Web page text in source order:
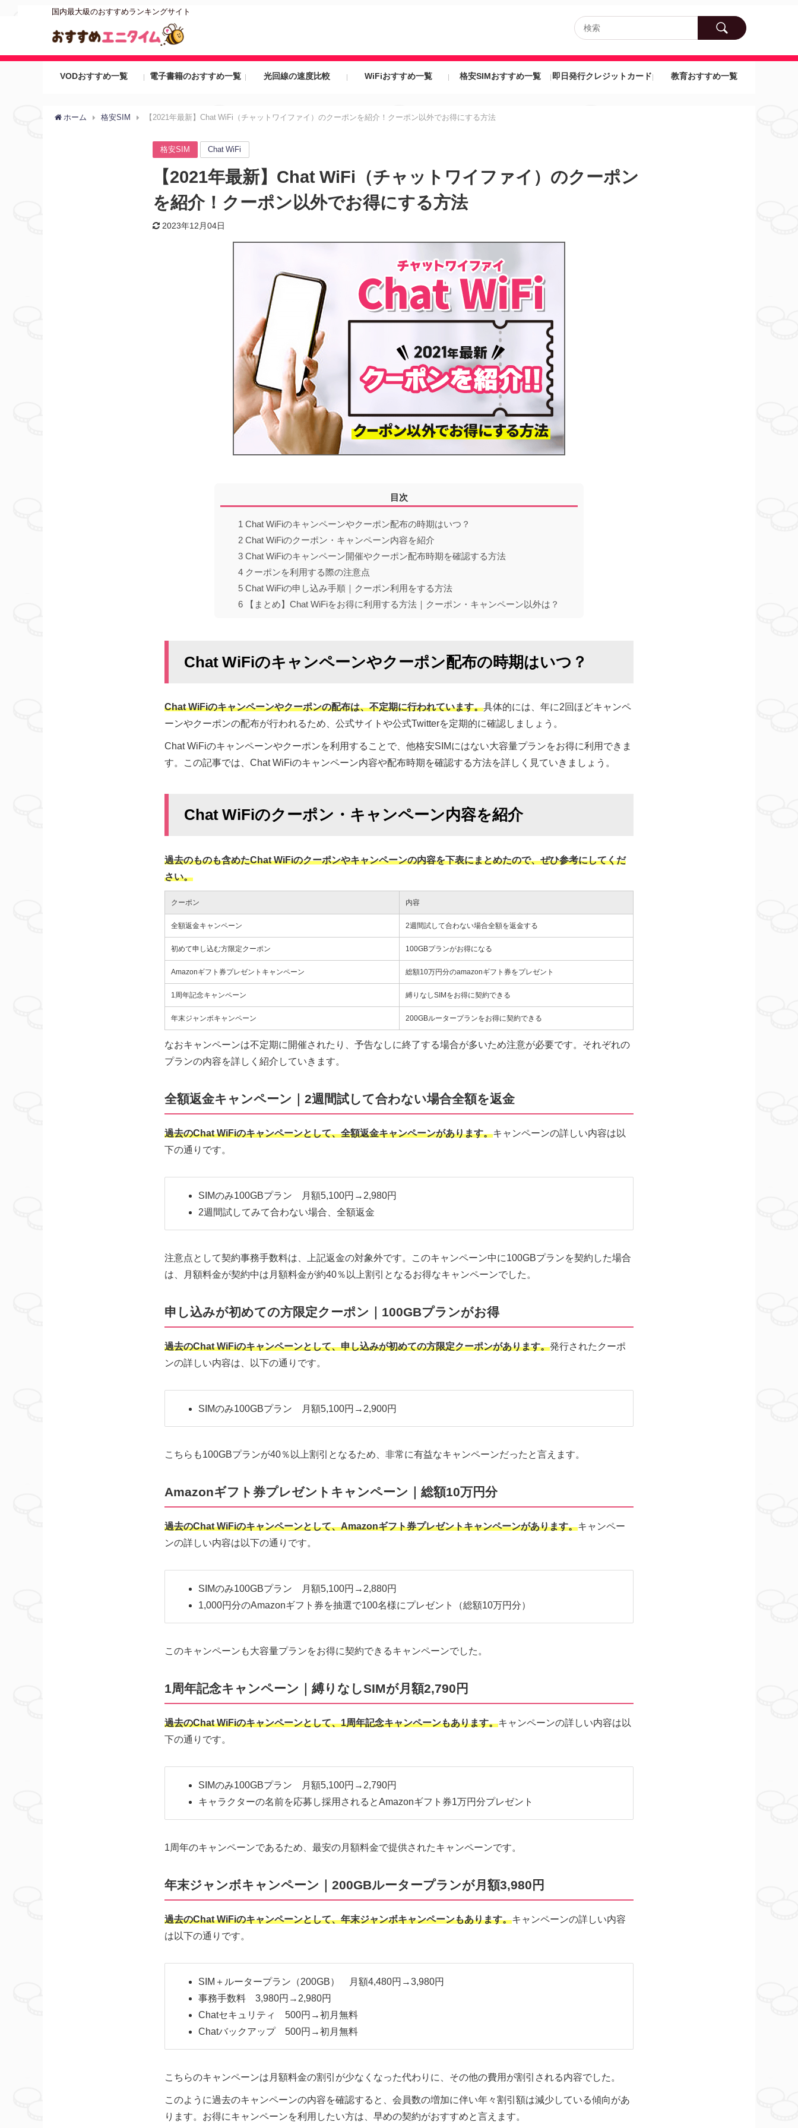
国内最大級のおすすめランキングサイト
VODおすすめ一覧 電子書籍のおすすめ一覧 光回線の速度比較 WiFiおすすめ一覧 格安SIMおすすめ一覧 即日発行クレジットカード 教育おすすめ一覧
ホーム 格安SIM 【2021年最新】Chat WiFi（チャットワイファイ）のクーポンを紹介！クーポン以外でお得にする方法
格安SIM Chat WiFi
【2021年最新】Chat WiFi（チャットワイファイ）のクーポン
を紹介！クーポン以外でお得にする方法
2023年12月04日
目次
1 Chat WiFiのキャンペーンやクーポン配布の時期はいつ？
2 Chat WiFiのクーポン・キャンペーン内容を紹介
3 Chat WiFiのキャンペーン開催やクーポン配布時期を確認する方法
4 クーポンを利用する際の注意点
5 Chat WiFiの申し込み手順｜クーポン利用をする方法
6 【まとめ】Chat WiFiをお得に利用する方法｜クーポン・キャンペーン以外は？
Chat WiFiのキャンペーンやクーポン配布の時期はいつ？
Chat WiFiのキャンペーンやクーポンの配布は、不定期に行われています。具体的には、年に2回ほどキャンペ
ーンやクーポンの配布が行われるため、公式サイトや公式Twitterを定期的に確認しましょう。
Chat WiFiのキャンペーンやクーポンを利用することで、他格安SIMにはない大容量プランをお得に利用できま
す。この記事では、Chat WiFiのキャンペーン内容や配布時期を確認する方法を詳しく見ていきましょう。
Chat WiFiのクーポン・キャンペーン内容を紹介
過去のものも含めたChat WiFiのクーポンやキャンペーンの内容を下表にまとめたので、ぜひ参考にしてくだ
さい。
クーポン 内容
全額返金キャンペーン 2週間試して合わない場合全額を返金する
初めて申し込む方限定クーポン 100GBプランがお得になる
Amazonギフト券プレゼントキャンペーン 総額10万円分のamazonギフト券をプレゼント
1周年記念キャンペーン 縛りなしSIMをお得に契約できる
年末ジャンボキャンペーン 200GBルータープランをお得に契約できる
なおキャンペーンは不定期に開催されたり、予告なしに終了する場合が多いため注意が必要です。それぞれの
プランの内容を詳しく紹介していきます。
全額返金キャンペーン｜2週間試して合わない場合全額を返金
過去のChat WiFiのキャンペーンとして、全額返金キャンペーンがあります。キャンペーンの詳しい内容は以
下の通りです。
SIMのみ100GBプラン 月額5,100円→2,980円
2週間試してみて合わない場合、全額返金
注意点として契約事務手数料は、上記返金の対象外です。このキャンペーン中に100GBプランを契約した場合
は、月額料金が契約中は月額料金が約40％以上割引となるお得なキャンペーンでした。
申し込みが初めての方限定クーポン｜100GBプランがお得
過去のChat WiFiのキャンペーンとして、申し込みが初めての方限定クーポンがあります。発行されたクーポ
ンの詳しい内容は、以下の通りです。
SIMのみ100GBプラン 月額5,100円→2,900円
こちらも100GBプランが40％以上割引となるため、非常に有益なキャンペーンだったと言えます。
Amazonギフト券プレゼントキャンペーン｜総額10万円分
過去のChat WiFiのキャンペーンとして、Amazonギフト券プレゼントキャンペーンがあります。キャンペー
ンの詳しい内容は以下の通りです。
SIMのみ100GBプラン 月額5,100円→2,880円
1,000円分のAmazonギフト券を抽選で100名様にプレゼント（総額10万円分）
このキャンペーンも大容量プランをお得に契約できるキャンペーンでした。
1周年記念キャンペーン｜縛りなしSIMが月額2,790円
過去のChat WiFiのキャンペーンとして、1周年記念キャンペーンもあります。キャンペーンの詳しい内容は以
下の通りです。
SIMのみ100GBプラン 月額5,100円→2,790円
キャラクターの名前を応募し採用されるとAmazonギフト券1万円分プレゼント
1周年のキャンペーンであるため、最安の月額料金で提供されたキャンペーンです。
年末ジャンボキャンペーン｜200GBルータープランが月額3,980円
過去のChat WiFiのキャンペーンとして、年末ジャンボキャンペーンもあります。キャンペーンの詳しい内容
は以下の通りです。
SIM＋ルータープラン（200GB） 月額4,480円→3,980円
事務手数料 3,980円→2,980円
Chatセキュリティ 500円→初月無料
Chatバックアップ 500円→初月無料
こちらのキャンペーンは月額料金の割引が少なくなった代わりに、その他の費用が割引される内容でした。
このように過去のキャンペーンの内容を確認すると、会員数の増加に伴い年々割引額は減少している傾向があ
ります。お得にキャンペーンを利用したい方は、早めの契約がおすすめと言えます。